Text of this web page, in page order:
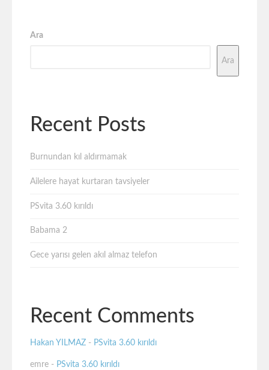
Ara
Ara
Recent Posts
Burnundan kıl aldırmamak
Ailelere hayat kurtaran tavsiyeler
PSvita 3.60 kırıldı
Babama 2
Gece yarısı gelen akıl almaz telefon
Recent Comments
Hakan YILMAZ - PSvita 3.60 kırıldı
emre - PSvita 3.60 kırıldı